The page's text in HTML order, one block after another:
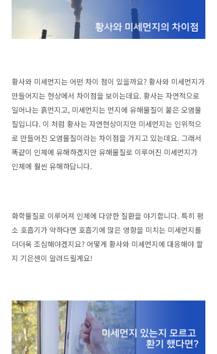
황사와 미세먼지는 어떤 차이 점이 있을까요? 황사와 미세먼지가
만들어지는 현상에서 차이점을 보이는데요. 황사는 자연적으로
일어나는 흙먼지고, 미세먼지는 먼지에 유해물질이 붙은 오염물
질입니다. 이 처럼 황사는 자연현상이지만 미세먼지는 인위적으
로 만들어진 오염물질이라는 차이점을 가지고 있는데요. 그래서
똑같이 인체에 유해하겠지만 유해물질로 이루어진 미세먼지가
인체에 훨씬 유해하답니다.
화학물질로 이루어져 인체에 다양한 질환을 야기합니다. 특히 평
소 호흡기가 약하다면 호흡기에 많은 영향을 미치는 미세먼지를
더더욱 조심해야겠지요? 어떻게 황사와 미세먼지에 대응해야 할
지 기은센이 알려드릴게요!